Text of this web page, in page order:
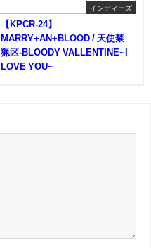
インディーズ
【KPCR-24】
MARRY+AN+BLOOD / 天使禁
猟区-BLOODY VALLENTINE~I
LOVE YOU~